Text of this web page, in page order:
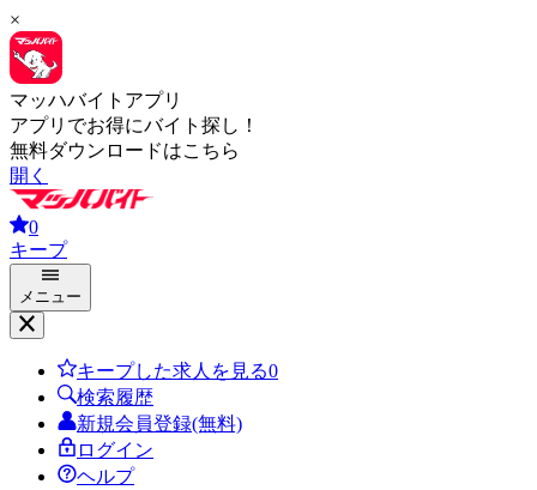
×
マッハバイトアプリ
アプリでお得にバイト探し！
無料ダウンロードはこちら
開く
0
キープ
メニュー
キープした求人を見る0
検索履歴
新規会員登録(無料)
ログイン
ヘルプ